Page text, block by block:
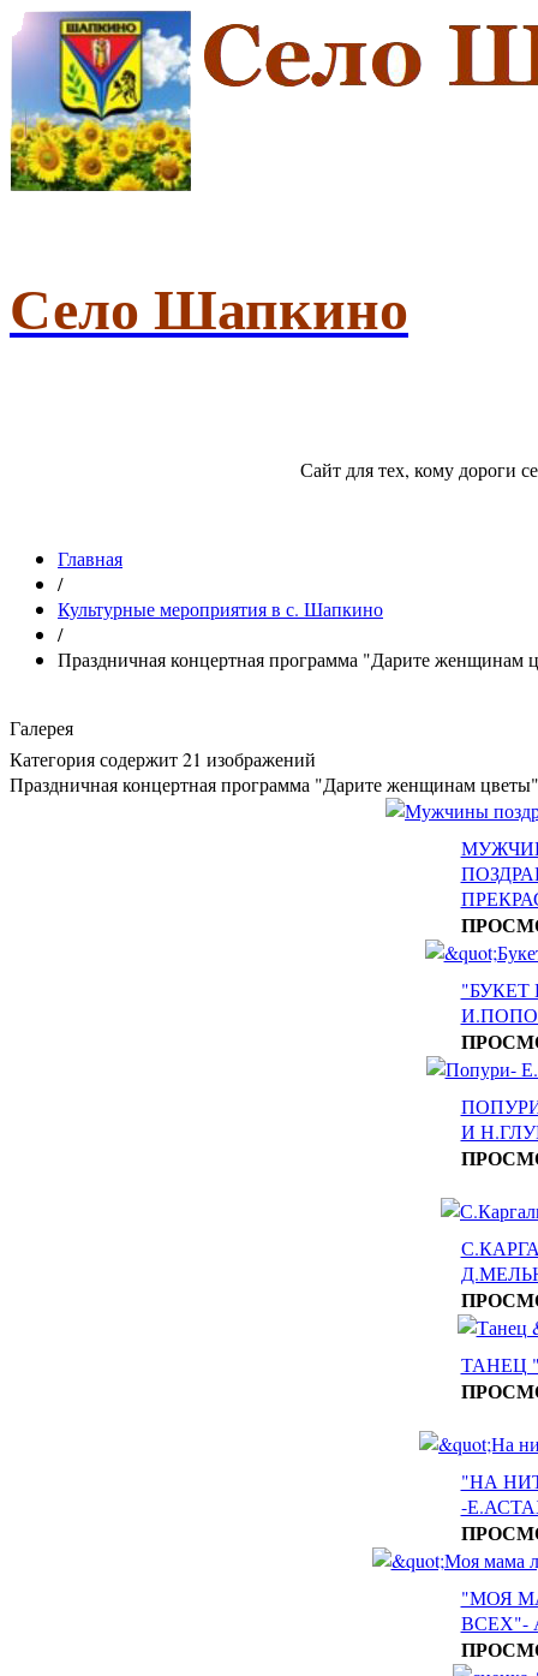
Село Шапкино
Сайт для тех, кому дороги
Главная
/
Культурные мероприятия в с. Шапкино
/
Праздничная концертная программа "Дарите женщинам
Галерея
Категория содержит 21 изображений
Праздничная концертная программа "Дарите женщинам
"БУКЕТ
И
ТАНЕЦ
"НА
-
"МОЯ
ВСЕХ"-